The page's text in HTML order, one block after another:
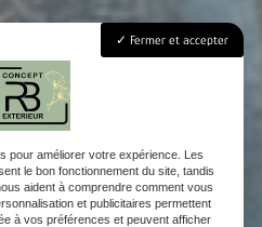
Fermer et accepter
pour améliorer votre expérience. Les
le bon fonctionnement du site, tandis
aident à comprendre comment vous
et publicitaires permettent
à vos préférences et peuvent afficher